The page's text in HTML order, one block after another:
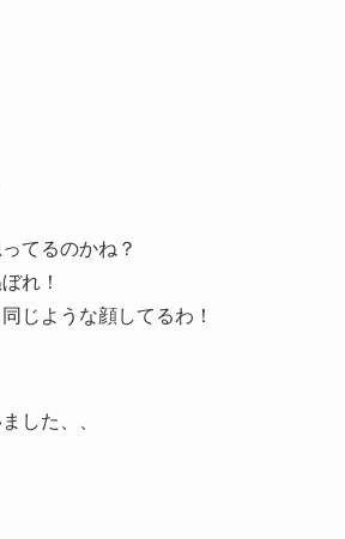
てるのかね？
れ！
じような顔してるわ！
した、、